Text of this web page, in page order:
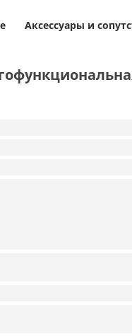
Аксессуары и